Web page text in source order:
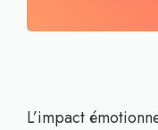
L’impact